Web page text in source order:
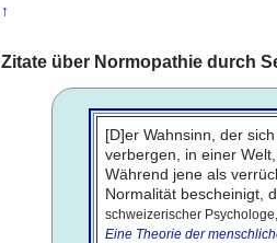
↑
Zitate über Normopathie durch
[D]er Wahnsinn, der
verbergen, in einer
Während jene als
Normalität bescheinigt,
schweizerischer
Eine Theorie der